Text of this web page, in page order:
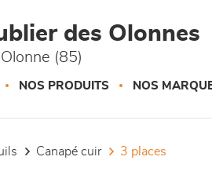
des Olonnes
(85)
NOS PRODUITS NOS
canapé cuir 3 places